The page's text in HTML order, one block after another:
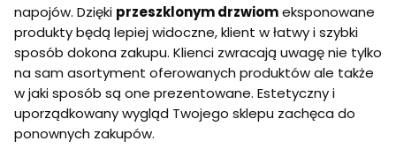
napojów. Dzięki przeszklonym drzwiomeksponowane
produkty będą lepiej widoczne, klient w łatwy i szybki
sposób dokona zakupu. Klienci zwracają uwagę nie tylko
na sam asortyment oferowanych produktów ale także
w jaki sposób są one prezentowane. Estetyczny i
uporządkowany wygląd Twojego sklepu zachęca do
ponownych zakupów.